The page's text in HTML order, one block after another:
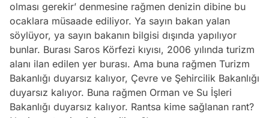
olması gerekir’ denmesine rağmen denizin dibine bu
ocaklara müsaade ediliyor. Ya sayın bakan yalan
söylüyor, ya sayın bakanın bilgisi dışında yapılıyor
bunlar. Burası Saros Körfezi kıyısı, 2006 yılında turizm
alanı ilan edilen yer burası. Ama buna rağmen Turizm
Bakanlığı duyarsız kalıyor, Çevre ve Şehircilik Bakanlığı
duyarsız kalıyor. Buna rağmen Orman ve Su İşleri
Bakanlığı duyarsız kalıyor. Rantsa kime sağlanan rant?